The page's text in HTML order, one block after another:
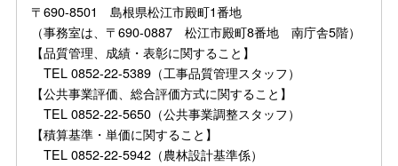
〒690-8501 島根県松江市殿町1番地
（事務室は、〒690-0887 松江市殿町8番地 南庁舎5階）
【品質管理、成績・表彰に関すること】
TEL 0852-22-5389（工事品質管理スタッフ）
【公共事業評価、総合評価方式に関すること】
TEL 0852-22-5650（公共事業調整スタッフ）
【積算基準・単価に関すること】
TEL 0852-22-5942（農林設計基準係）